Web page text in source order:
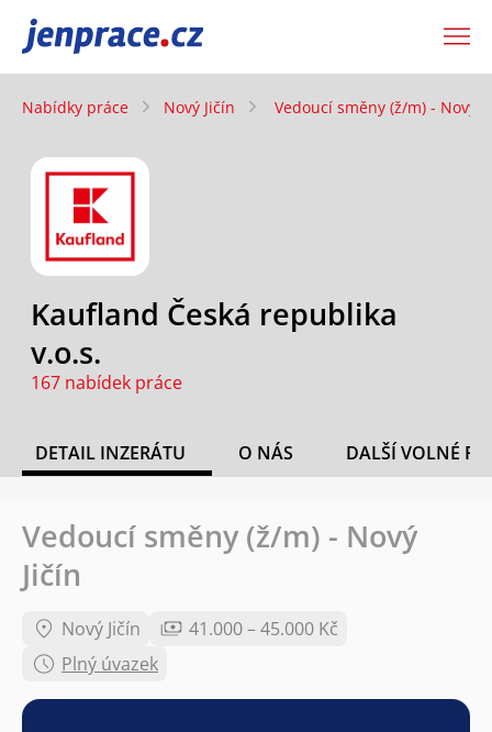
JenPráce.cz
Nabídky práce Nový Jičín Vedoucí směny (ž/m) - Nový
Kaufland Česká republika
v.o.s.
167 nabídek práce
DETAIL INZERÁTU O NÁS DALŠÍ VOLNÉ
Vedoucí směny (ž/m) - Nový
Jičín
Nový Jičín
41.000 – 45.000 Kč
Plný úvazek